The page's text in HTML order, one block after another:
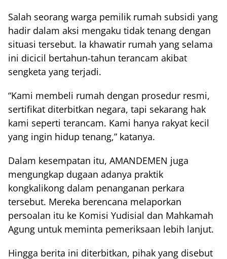
Salah seorang warga pemilik rumah subsidi yang
hadir dalam aksi mengaku tidak tenang dengan
situasi tersebut. Ia khawatir rumah yang selama
ini dicicil bertahun-tahun terancam akibat
sengketa yang terjadi.
“Kami membeli rumah dengan prosedur resmi,
sertifikat diterbitkan negara, tapi sekarang hak
kami seperti terancam. Kami hanya rakyat kecil
yang ingin hidup tenang,” katanya.
Dalam kesempatan itu, AMANDEMEN juga
mengungkap dugaan adanya praktik
kongkalikong dalam penanganan perkara
tersebut. Mereka berencana melaporkan
persoalan itu ke Komisi Yudisial dan Mahkamah
Agung untuk meminta pemeriksaan lebih lanjut.
Hingga berita ini diterbitkan, pihak yang disebut